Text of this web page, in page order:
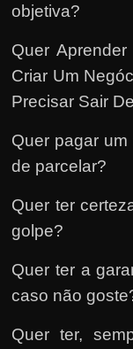
objetiva?
Quer
Criar Um
Precisar Sair
Quer pagar
de parcelar?
Quer ter
golpe?
Quer ter a
caso não
Quer ter,